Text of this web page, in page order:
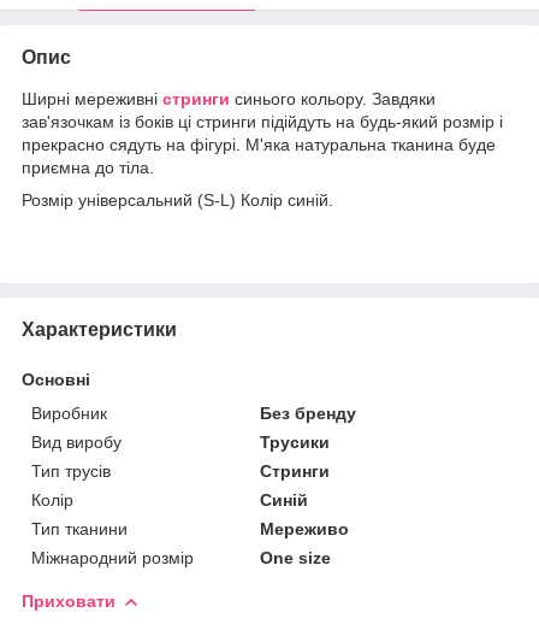
Опис
Ширні мереживні стринги синього кольору. Завдяки
зав'язочкам із боків ці стринги підійдуть на будь-який розмір і
прекрасно сядуть на фігурі. М'яка натуральна тканина буде
приємна до тіла.
Розмір універсальний (S-L) Колір синій.
Характеристики
Основні
Виробник
Без бренду
Вид виробу
Трусики
Тип трусів
Стринги
Колір
Синій
Тип тканини
Мереживо
Міжнародний розмір
One size
Приховати